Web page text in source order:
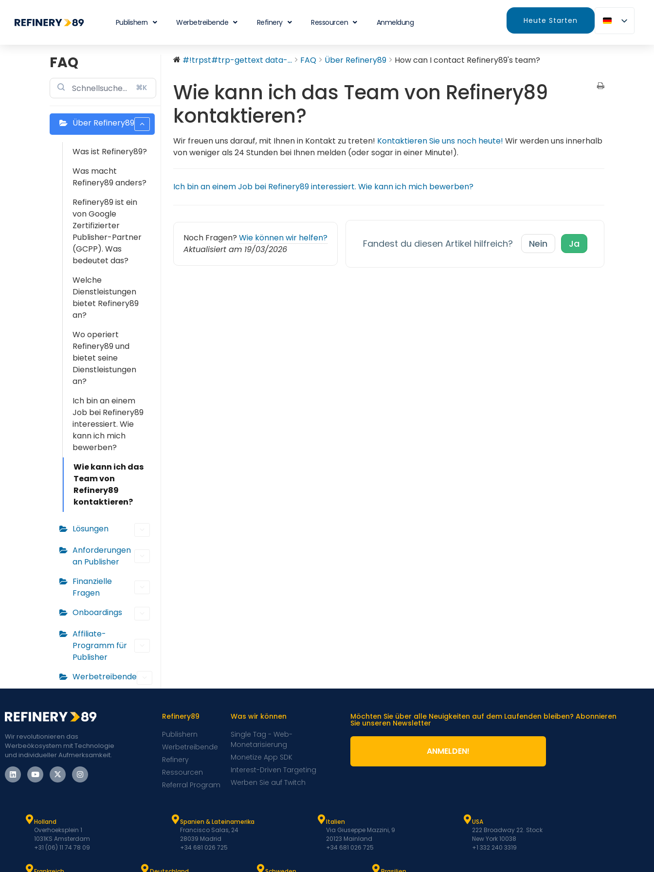
Publishern Werbetreibende Refinery Ressourcen Anmeldung Heute Starten
FAQ
⌘K
Über Refinery89
Was ist Refinery89?
Was macht
Refinery89 anders?
Refinery89 ist ein
von Google
Zertifizierter
Publisher-Partner
(GCPP). Was
bedeutet das?
Welche
Dienstleistungen
bietet Refinery89
an?
Wo operiert
Refinery89 und
bietet seine
Dienstleistungen
an?
Ich bin an einem
Job bei Refinery89
interessiert. Wie
kann ich mich
bewerben?
Wie kann ich das
Team von
Refinery89
kontaktieren?
Lösungen
Anforderungen
an Publisher
Finanzielle
Fragen
Onboardings
Affiliate-
Programm für
Publisher
Werbetreibende
#!trpst#trp-gettext data-... FAQ Über Refinery89 How can I contact Refinery89's team?
Wie kann ich das Team von Refinery89
kontaktieren?
Wir freuen uns darauf, mit Ihnen in Kontakt zu treten! Kontaktieren Sie uns noch heute! Wir werden uns innerhalb
von weniger als 24 Stunden bei Ihnen melden (oder sogar in einer Minute!).
Ich bin an einem Job bei Refinery89 interessiert. Wie kann ich mich bewerben?
Noch Fragen? Wie können wir helfen?
Aktualisiert am 19/03/2026
Fandest du diesen Artikel hilfreich? Nein Ja
Wir revolutionieren das
Werbeökosystem mit Technologie
und individueller Aufmerksamkeit.
Refinery89
Publishern
Werbetreibende
Refinery
Ressourcen
Referral Program
Was wir können
Single Tag - Web-
Monetarisierung
Monetize App SDK
Interest-Driven Targeting
Werben Sie auf Twitch
Möchten Sie über alle Neuigkeiten auf dem Laufenden bleiben? Abonnieren
Sie unseren Newsletter
ANMELDEN!
Holland
Overhoeksplein 1
1031KS Amsterdam
+31 (06) 11 74 78 09
Spanien & Lateinamerika
Francisco Salas, 24
28039 Madrid
+34 681 026 725
Italien
Via Giuseppe Mazzini, 9
20123 Mainland
+34 681 026 725
USA
222 Broadway 22. Stock
New York 10038
+1 332 240 3319